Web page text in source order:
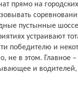
прямо на
пустынные
устраивают
победителю и
не в этом. Главное
и